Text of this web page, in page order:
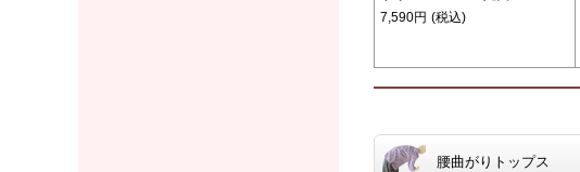
7,590円 (税込)
腰曲がりトップス